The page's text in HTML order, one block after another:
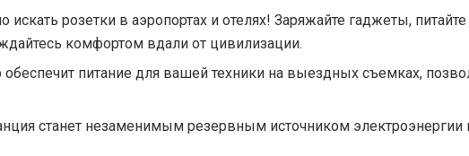
розетки в аэропортах и отелях! Заряжайте гаджеты, питайте
комфортом вдали от цивилизации.
питание для вашей техники на выездных съемках,
станет незаменимым резервным источником электроэнергии